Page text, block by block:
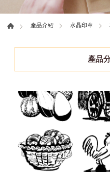
產品介紹 水晶印章
產品